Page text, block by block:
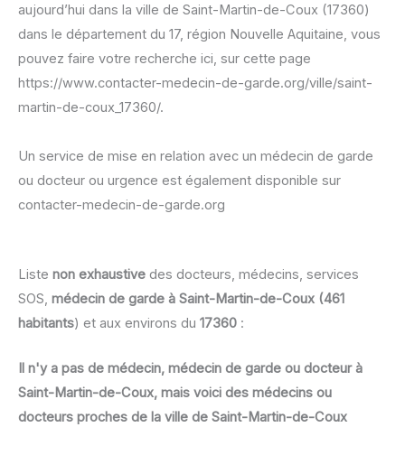
aujourd’hui dans la ville de Saint-Martin-de-Coux (17360)
dans le département du 17, région Nouvelle Aquitaine, vous
pouvez faire votre recherche ici, sur cette page
https://www.contacter-medecin-de-garde.org/ville/saint-
martin-de-coux_17360/.
Un service de mise en relation avec un médecin de garde
ou docteur ou urgence est également disponible sur
contacter-medecin-de-garde.org
Liste non exhaustive des docteurs, médecins, services
SOS, médecin de garde à Saint-Martin-de-Coux (461
habitants) et aux environs du 17360 :
Il n'y a pas de médecin, médecin de garde ou docteur à
Saint-Martin-de-Coux, mais voici des médecins ou
docteurs proches de la ville de Saint-Martin-de-Coux